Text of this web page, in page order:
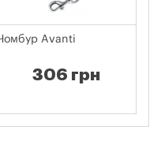
Avanti
306 грн